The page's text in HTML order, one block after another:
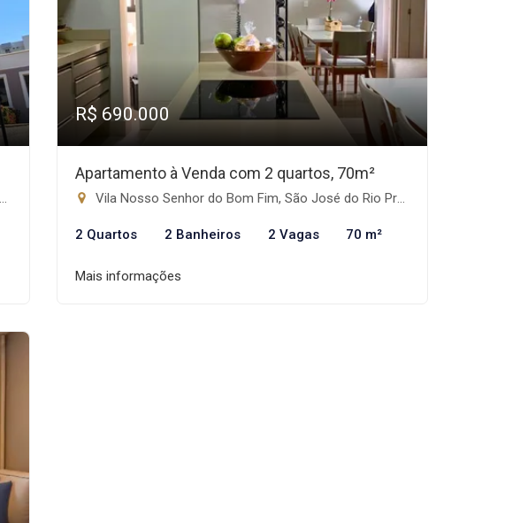
R$ 690.000
Apartamento à Venda com 2 quartos, 70m²
Vila Nosso Senhor do Bom Fim, São José do Rio Preto-SP
2 Quartos 2 Banheiros 2 Vagas 70 m²
Mais informações